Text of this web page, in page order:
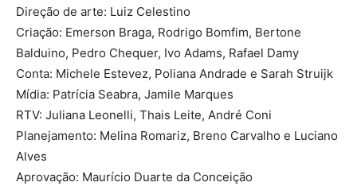
Direção de arte: Luiz Celestino
Criação: Emerson Braga, Rodrigo Bomfim, Bertone
Balduino, Pedro Chequer, Ivo Adams, Rafael Damy
Conta: Michele Estevez, Poliana Andrade e Sarah Struijk
Mídia: Patrícia Seabra, Jamile Marques
RTV: Juliana Leonelli, Thais Leite, André Coni
Planejamento: Melina Romariz, Breno Carvalho e Luciano
Alves
Aprovação: Maurício Duarte da Conceição